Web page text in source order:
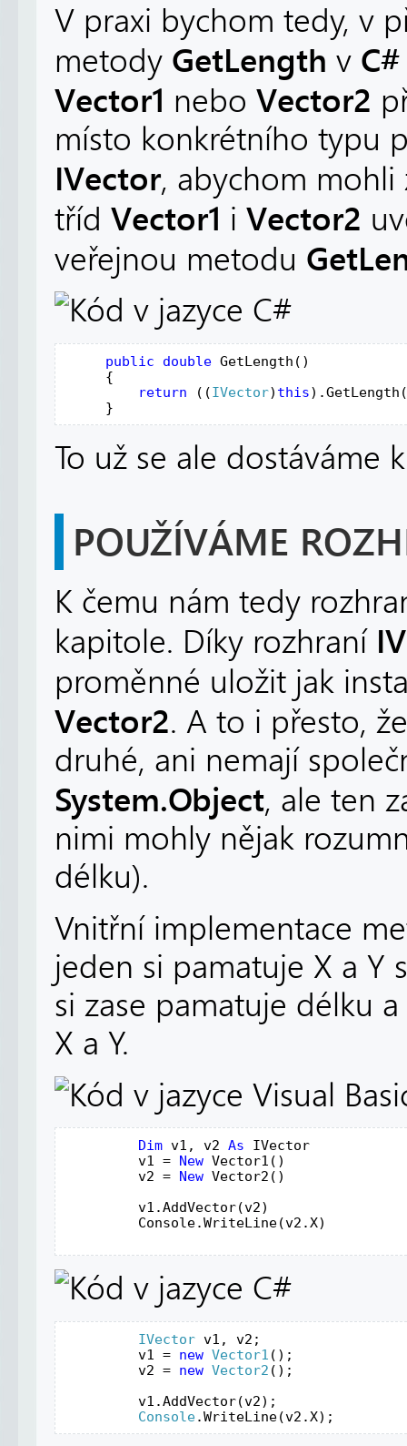
V praxi bychom tedy, v
metody GetLength v C#
Vector1 nebo Vector2
místo konkrétního typu
IVector, abychom
tříd Vector1 i Vector2
veřejnou metodu
public double GetLength ()
     {
return ((IVector) this).GetLength
     }
To už se ale dostáváme
POUŽÍVÁME
K čemu nám tedy
kapitole. Díky rozhraní
proměnné uložit jak
Vector2. A to i přesto,
druhé, ani nemají
System.Object, ale ten
nimi mohly nějak
délku).
Vnitřní implementace
jeden si pamatuje X a Y
si zase pamatuje délku
X a Y.
Dim v1 , v2 As
IVector
v1
= New Vector1 ()
v2 = New Vector2 ()
v1 .AddVector(v2)
Console.WriteLine(v2 .X)
IVector v1 , v2 ;
v1
= new Vector1 ();
v2 = new Vector2 ();
v1 .AddVector(v2);
Console.WriteLine(v2 .X);